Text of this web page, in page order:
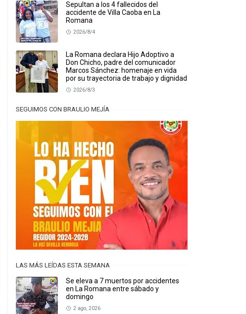
Sepultan a los 4 fallecidos del
accidente de Villa Caoba en La
Romana
2026/8/4
La Romana declara Hijo Adoptivo a
Don Chicho, padre del comunicador
Marcos Sánchez: homenaje en vida
por su trayectoria de trabajo y dignidad
2026/8/3
SEGUIMOS CON BRAULIO MEJÍA
LAS MÁS LEÍDAS ESTA SEMANA
Se eleva a 7 muertos por accidentes
en La Romana entre sábado y
domingo
2 ago, 2026